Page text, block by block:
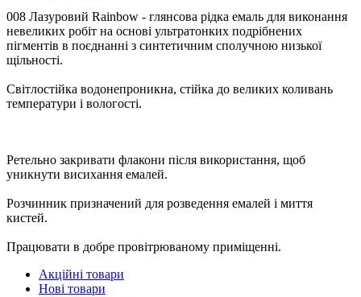
008 Лазуровий Rainbow - глянсова рідка емаль для виконання
невеликих робіт на основі ультратонких подрібнених
пігментів в поєднанні з синтетичним сполучною низької
щільності.
Cвітлостійка водонепроникна, стійка до великих коливань
температури і вологості.
Ретельно закривати флакони після використання, щоб
уникнути висихання емалей.
Розчинник призначений для розведення емалей і миття
кистей.
Працювати в добре провітрюваному приміщенні.
Акційні товари
Нові товари